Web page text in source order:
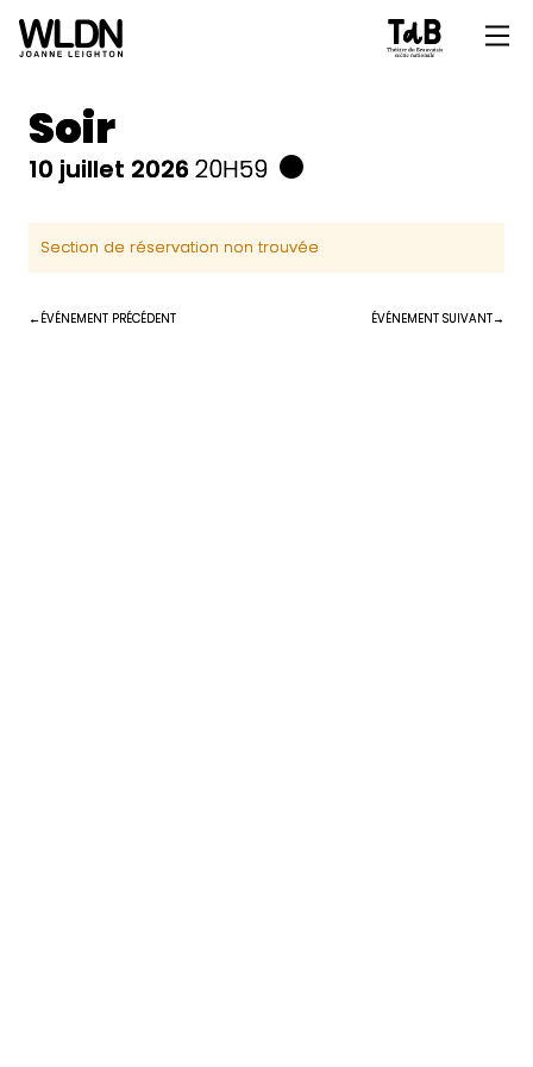
Soir
10 juillet 2026 20H59
Section de réservation non trouvée
ÉVÉNEMENT PRÉCÉDENT ÉVÉNEMENT SUIVANT